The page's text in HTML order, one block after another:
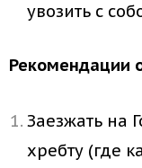
увозить с
Рекомендации
Заезжать на
хребту (где